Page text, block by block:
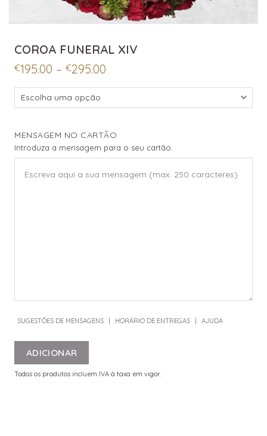
COROA FUNERAL XIV
€195.00 – €295.00
€195.00
through
MENSAGEM NO CARTÃO
Introduza a mensagem para o seu cartão.
SUGESTÕES DE MENSAGENS | HORÁRIO DE ENTREGAS | AJUDA
ADICIONAR
Todos os produtos incluem IVA à taxa em vigor.